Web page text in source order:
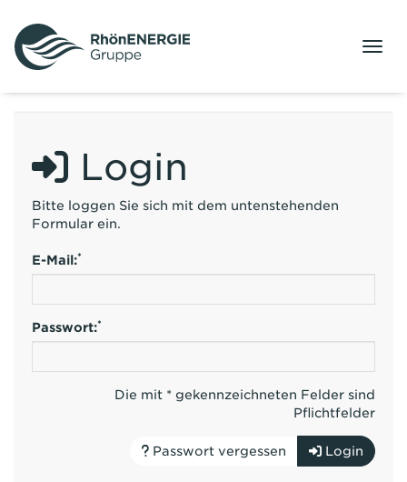
Login
Bitte loggen Sie sich mit dem untenstehenden
Formular ein.
E-Mail:*
Passwort:*
Die mit * gekennzeichneten Felder sind
Pflichtfelder
Passwort vergessen Login